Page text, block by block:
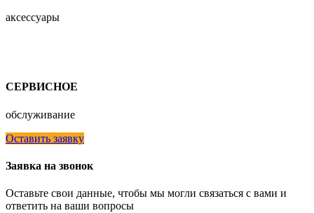
аксессуары
СЕРВИСНОЕ
обслуживание
Оставить заявку
Заявка на звонок
Оставьте свои данные, чтобы мы могли связаться с вами и
ответить на ваши вопросы